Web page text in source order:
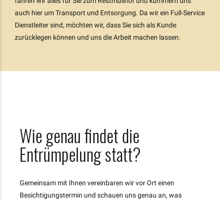
auch hier um Transport und Entsorgung. Da wir ein Full-Service
Dienstleiter sind, möchten wir, dass Sie sich als Kunde
zurücklegen können und uns die Arbeit machen lassen.
Wie genau findet die
Entrümpelung statt?
Gemeinsam mit Ihnen vereinbaren wir vor Ort einen
Besichtigungstermin und schauen uns genau an, was